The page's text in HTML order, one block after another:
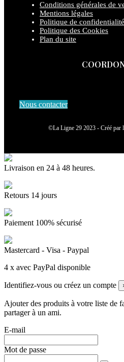
Conditions générales de
Mentions légales
Politique de confidentialité
Politique des Cookies
Plan du site
Nous contacter
©La Ligne 29 2023 - Créé par
Livraison en 24 à 48 heures.
Retours 14 jours
Paiement 100% sécurisé
Mastercard - Visa - Paypal
4 x avec PayPal disponible
Identifiez-vous ou créez un compte
Ajouter des produits à votre liste de
partager à un ami.
E-mail
Mot de passe